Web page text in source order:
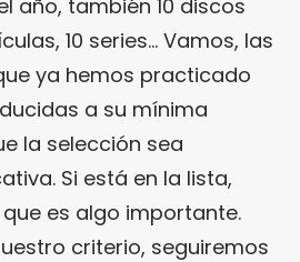
año, también 10 discos
10 series… Vamos, las
ya hemos practicado
a su mínima
la selección sea
Si está en la lista,
es algo importante.
criterio, seguiremos